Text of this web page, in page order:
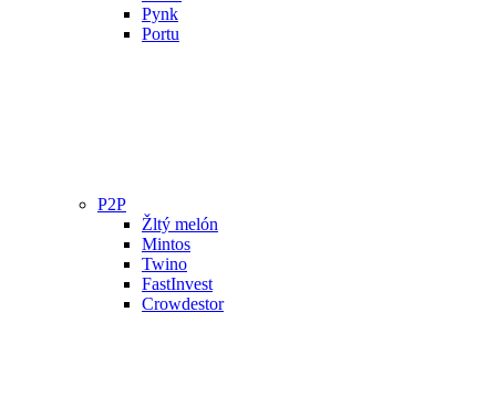
Pynk
Portu
P2P
Žltý melón
Mintos
Twino
FastInvest
Crowdestor